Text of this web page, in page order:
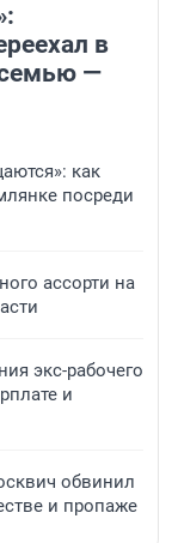
в
семью —
как
посреди
ассорти на
экс-рабочего
и
обвинил
и пропаже